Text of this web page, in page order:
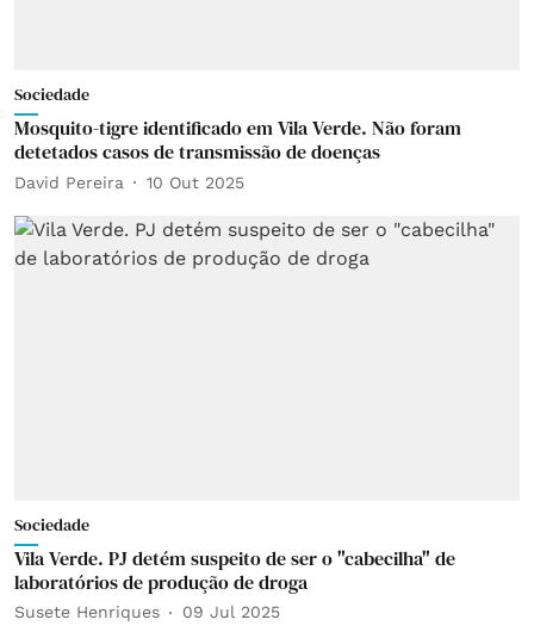
Sociedade
Mosquito-tigre identificado em Vila Verde. Não foram
detetados casos de transmissão de doenças
David Pereira 10 Out 2025
Sociedade
Vila Verde. PJ detém suspeito de ser o "cabecilha" de
laboratórios de produção de droga
Susete Henriques 09 Jul 2025